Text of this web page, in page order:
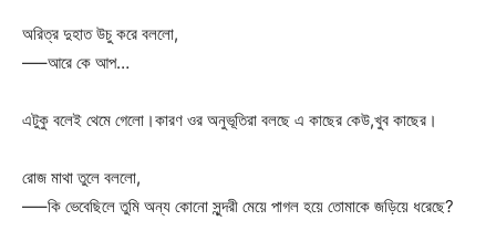
অরিত্র দুহাত উচু করে বললো,
—–আরে কে আপ…
এটুকু বলেই থেমে গেলো।কারণ ওর অনুভূতিরা বলছে এ কাছের কেউ,খুব কাছের।
রোজ মাথা তুলে বললো,
—–কি ভেবেছিলে তুমি অন্য কোনো সুন্দরী মেয়ে পাগল হয়ে তোমাকে জড়িয়ে ধরেছে?